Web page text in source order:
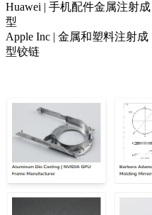
Huawei | 手机配件金属注射成
型
Apple Inc | 金属和塑料注射成
型铰链